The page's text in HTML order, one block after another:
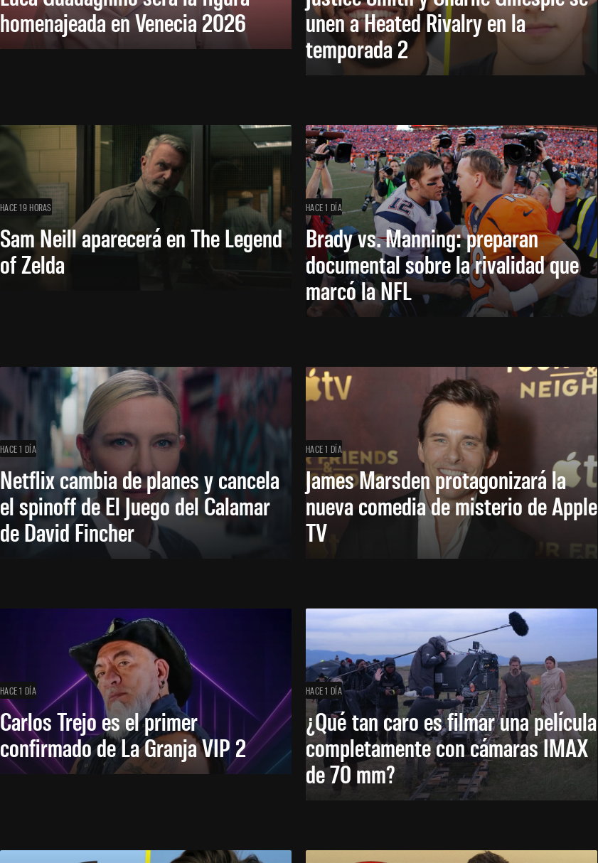
homenajeada en Venecia 2026
unen a Heated Rivalry en la
temporada 2
HACE 19 HORAS
Sam Neill aparecerá en The Legend
of Zelda
HACE 1 DÍA
Brady vs. Manning: preparan
documental sobre la rivalidad que
marcó la NFL
HACE 1 DÍA
Netflix cambia de planes y cancela
el spinoff de El Juego del Calamar
de David Fincher
HACE 1 DÍA
James Marsden protagonizará la
nueva comedia de misterio de Apple
TV
HACE 1 DÍA
Carlos Trejo es el primer
confirmado de La Granja VIP 2
HACE 1 DÍA
¿Qué tan caro es filmar una película
completamente con cámaras IMAX
de 70 mm?